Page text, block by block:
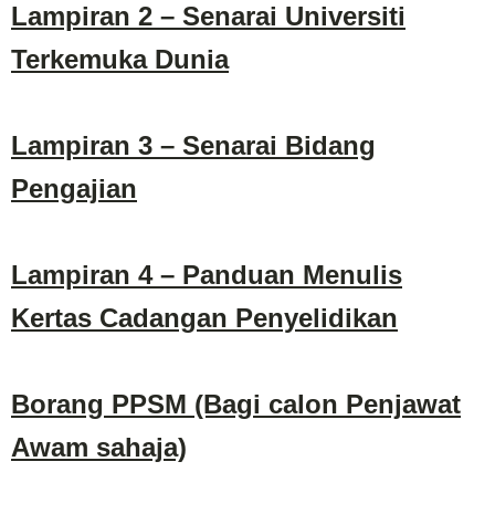
Lampiran 2 – Senarai Universiti
Terkemuka Dunia
Lampiran 3 – Senarai Bidang
Pengajian
Lampiran 4 – Panduan Menulis
Kertas Cadangan Penyelidikan
Borang PPSM (Bagi calon Penjawat
Awam sahaja)